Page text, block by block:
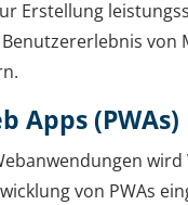
Erstellung
Benutzererlebnis von
Apps (PWAs)
wird
von PWAs